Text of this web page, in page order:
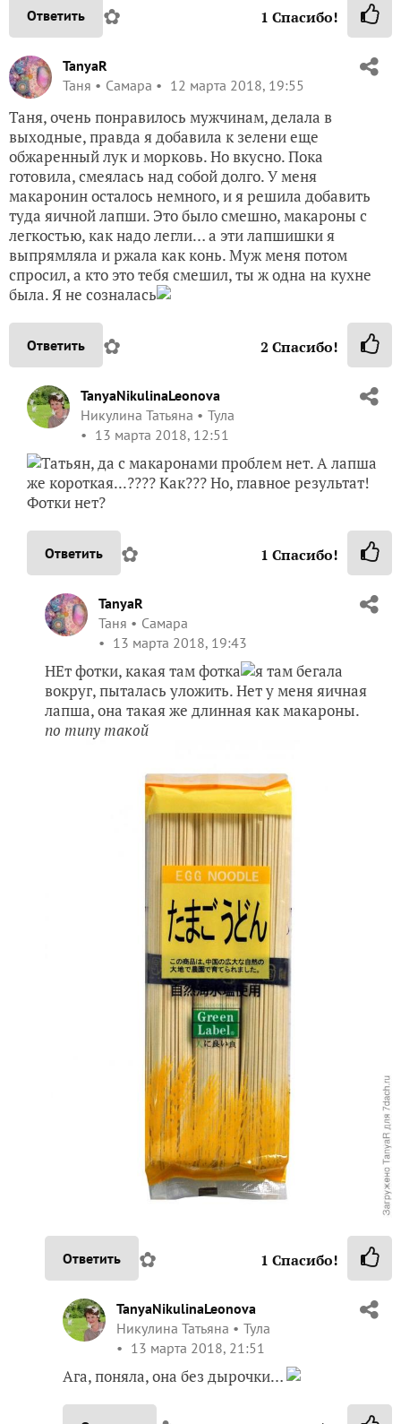
Ответить ✿ 1 Спасибо!
TanyaR
Таня
Самара 12 марта 2018, 19:55
Таня, очень понравилось мужчинам, делала в
выходные, правда я добавила к зелени еще
обжаренный лук и морковь. Но вкусно. Пока
готовила, смеялась над собой долго. У меня
макаронин осталось немного, и я решила добавить
туда яичной лапши. Это было смешно, макароны с
легкостью, как надо легли… а эти лапшишки я
выпрямляла и ржала как конь. Муж меня потом
спросил, а кто это тебя смешил, ты ж одна на кухне
была. Я не созналась
Ответить ✿ 2 Спасибо!
TanyaNikulinaLeonova
Никулина Татьяна
Тула
13 марта 2018, 12:51
Татьян, да с макаронами проблем нет. А лапша
же короткая...???? Как??? Но, главное результат!
Фотки нет?
Ответить ✿ 1 Спасибо!
TanyaR
Таня
Самара
13 марта 2018, 19:43
НЕт фотки, какая там фотка
я там бегала
вокруг, пыталась уложить. Нет у меня яичная
лапша, она такая же длинная как макароны.
по типу такой
Ответить ✿ 1 Спасибо!
TanyaNikulinaLeonova
Никулина Татьяна
Тула
13 марта 2018, 21:51
Ага, поняла, она без дырочки…